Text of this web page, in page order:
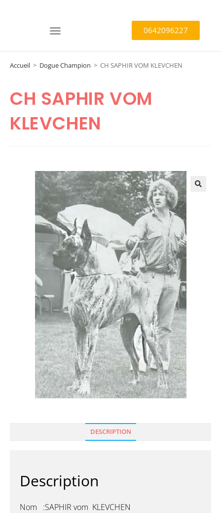
0642096227
Accueil > Dogue Champion > CH SAPHIR VOM KLEVCHEN
CH SAPHIR VOM
KLEVCHEN
DESCRIPTION
Description
Nom :SAPHIR vom KLEVCHEN